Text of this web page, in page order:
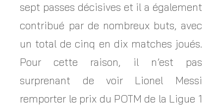
sept passes décisives et il a également
contribué par de nombreux buts, avec
un total de cinq en dix matches joués.
Pour cette raison, il n’est pas
surprenant de voir Lionel Messi
remporter le prix du POTM de la Ligue 1